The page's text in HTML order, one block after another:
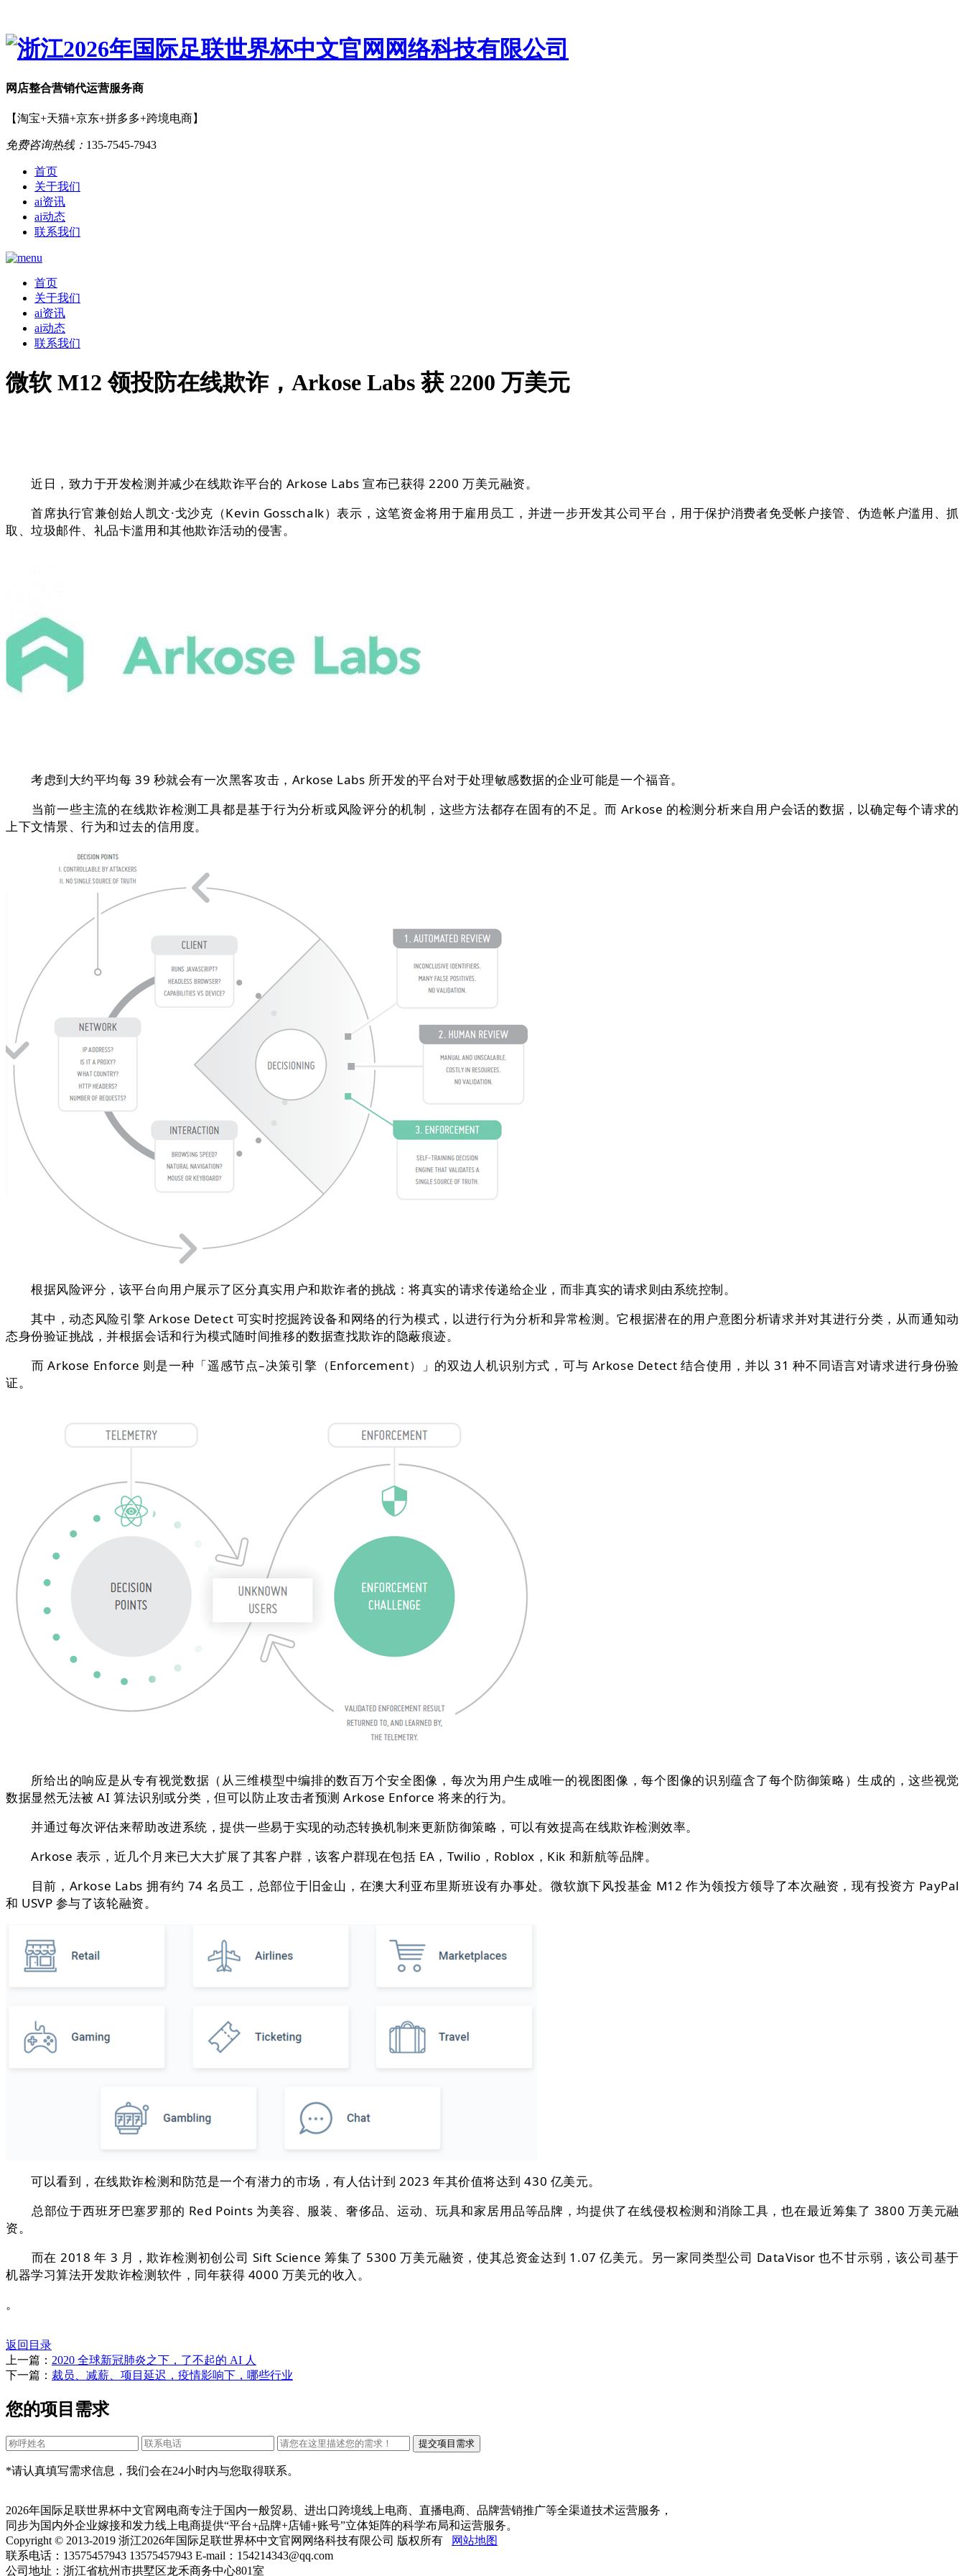
网店整合营销代运营服务商
【淘宝+天猫+京东+拼多多+跨境电商】
免费咨询热线： 135-7545-7943
首页
关于我们
ai资讯
ai动态
联系我们
首页
关于我们
ai资讯
ai动态
联系我们
微软 M12 领投防在线欺诈，Arkose Labs 获 2200 万美元
近日，致力于开发检测并减少在线欺诈平台的 Arkose Labs 宣布已获得 2200 万美元融资。
首席执行官兼创始人凯文·戈沙克（Kevin Gosschalk）表示，这笔资金将用于雇用员工，并进一步开发其公司平台，用于保护消费者免受帐户接管、伪造帐户滥用、抓
取、垃圾邮件、礼品卡滥用和其他欺诈活动的侵害。
考虑到大约平均每 39 秒就会有一次黑客攻击，Arkose Labs 所开发的平台对于处理敏感数据的企业可能是一个福音。
当前一些主流的在线欺诈检测工具都是基于行为分析或风险评分的机制，这些方法都存在固有的不足。而 Arkose 的检测分析来自用户会话的数据，以确定每个请求的
上下文情景、行为和过去的信用度。
根据风险评分，该平台向用户展示了区分真实用户和欺诈者的挑战：将真实的请求传递给企业，而非真实的请求则由系统控制。
其中，动态风险引擎 Arkose Detect 可实时挖掘跨设备和网络的行为模式，以进行行为分析和异常检测。它根据潜在的用户意图分析请求并对其进行分类，从而通知动
态身份验证挑战，并根据会话和行为模式随时间推移的数据查找欺诈的隐蔽痕迹。
而 Arkose Enforce 则是一种「遥感节点–决策引擎（Enforcement）」的双边人机识别方式，可与 Arkose Detect 结合使用，并以 31 种不同语言对请求进行身份验
证。
所给出的响应是从专有视觉数据（从三维模型中编排的数百万个安全图像，每次为用户生成唯一的视图图像，每个图像的识别蕴含了每个防御策略）生成的，这些视觉
数据显然无法被 AI 算法识别或分类，但可以防止攻击者预测 Arkose Enforce 将来的行为。
并通过每次评估来帮助改进系统，提供一些易于实现的动态转换机制来更新防御策略，可以有效提高在线欺诈检测效率。
Arkose 表示，近几个月来已大大扩展了其客户群，该客户群现在包括 EA，Twilio，Roblox，Kik 和新航等品牌。
目前，Arkose Labs 拥有约 74 名员工，总部位于旧金山，在澳大利亚布里斯班设有办事处。微软旗下风投基金 M12 作为领投方领导了本次融资，现有投资方 PayPal
和 USVP 参与了该轮融资。
可以看到，在线欺诈检测和防范是一个有潜力的市场，有人估计到 2023 年其价值将达到 430 亿美元。
总部位于西班牙巴塞罗那的 Red Points 为美容、服装、奢侈品、运动、玩具和家居用品等品牌，均提供了在线侵权检测和消除工具，也在最近筹集了 3800 万美元融
资。
而在 2018 年 3 月，欺诈检测初创公司 Sift Science 筹集了 5300 万美元融资，使其总资金达到 1.07 亿美元。另一家同类型公司 DataVisor 也不甘示弱，该公司基于
机器学习算法开发欺诈检测软件，同年获得 4000 万美元的收入。
。
返回目录
上一篇： 2020 全球新冠肺炎之下，了不起的 AI 人
下一篇： 裁员、减薪、项目延迟，疫情影响下，哪些行业
您的项目需求
*请认真填写需求信息，我们会在24小时内与您取得联系。
2026年国际足联世界杯中文官网电商专注于国内一般贸易、进出口跨境线上电商、直播电商、品牌营销推广等全渠道技术运营服务，
同步为国内外企业嫁接和发力线上电商提供“平台+品牌+店铺+账号”立体矩阵的科学布局和运营服务。
Copyright © 2013-2019 浙江2026年国际足联世界杯中文官网网络科技有限公司 版权所有
网站地图
联系电话：13575457943 13575457943 E-mail：154214343@qq.com
公司地址：浙江省杭州市拱墅区龙禾商务中心801室